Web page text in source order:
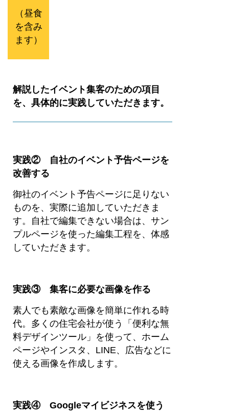
（昼食
を含み
ます）
解説したイベント集客のための項目
を、具体的に実践していただきます。
実践② 自社のイベント予告ページを
改善する
御社のイベント予告ページに足りない
ものを、実際に追加していただきま
す。自社で編集できない場合は、サン
プルページを使った編集工程を、体感
していただきます。
実践③ 集客に必要な画像を作る
素人でも素敵な画像を簡単に作れる時
代。多くの住宅会社が使う「便利な無
料デザインツール」を使って、ホーム
ページやインスタ、LINE、広告などに
使える画像を作成します。
実践④ Googleマイビジネスを使う